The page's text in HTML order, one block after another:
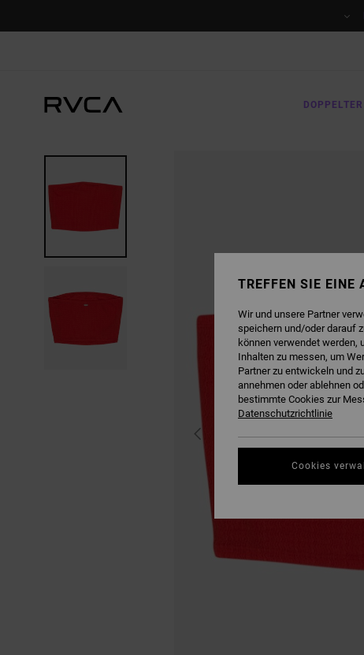
TREFFEN SIE EINE
Wir und unsere Partner
speichern und/oder darauf
können verwendet werden,
Inhalten zu messen, um
Partner zu entwickeln und
annehmen oder ablehnen
bestimmte Cookies zur
Datenschutzrichtlinie
Cookies